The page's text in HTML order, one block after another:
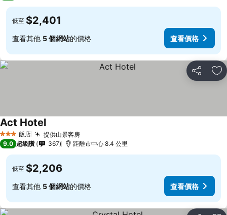
低至 $2,401
查看其他 5 個網站的價格 查看價格
分享 加
3 星級 飯店 提供山景客房
Act Hotel
9.0 超級讚 367 距離市中心 8.4 公里
低至 $2,206
查看其他 5 個網站的價格 查看價格